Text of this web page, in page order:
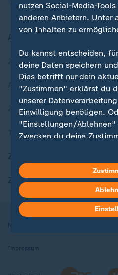
Zuletzt veröffentlicht
Aktuelle Sendungs-Videos
ZDFheute Stories
Themen im Überblick
ZDFheute Apps
Nutzungsbedingungen
Impressum
nutzen Social-Media-
anderen Anbietern. Unter
von Inhalten zu
Du kannst entscheiden,
deine Daten speichern
Dies betrifft nur dein
"Zustimmen" erklärst du
unserer
Einwilligung benötigen.
"Einstellungen/Ablehnen"
Zwecken du deine
in deinen Einstellungen
Hier findest du das
Weitere Informationen
Datenschutzerklärung.